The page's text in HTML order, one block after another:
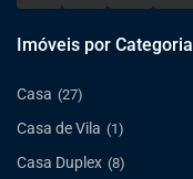
Imóveis por Categoria
Casa (27)
Casa de Vila (1)
Casa Duplex (8)